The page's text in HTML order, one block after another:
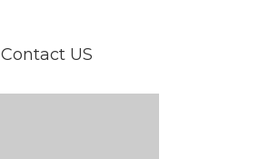
Contact US